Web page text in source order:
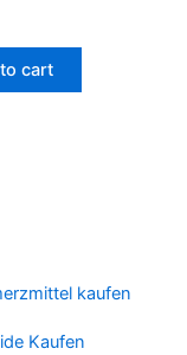
cart
kaufen
Kaufen